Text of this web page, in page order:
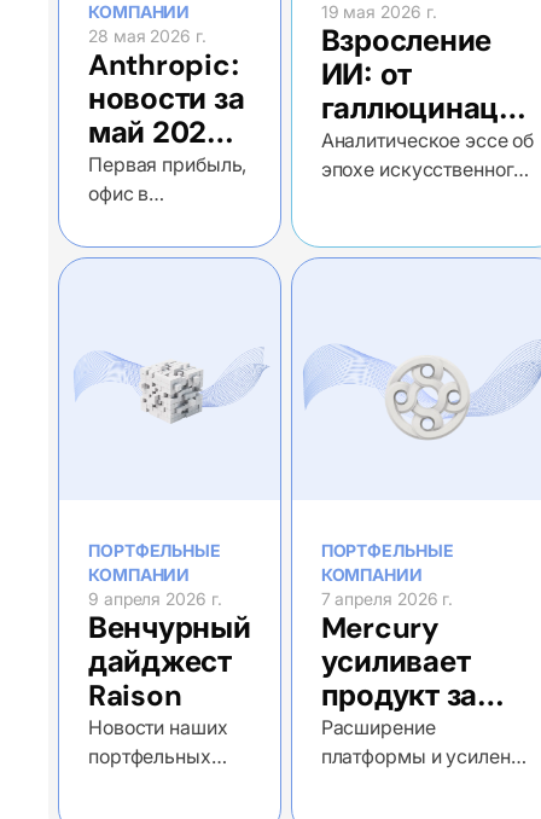
КОМПАНИИ
28 мая 2026 г.
Anthropic:
новости за
май 2026
года
Первая прибыль,
офис в
гонка к
19 мая 2026 г.
Взросление
ИИ: от
галлюцинаций
до агентов
Аналитическое эссе об
эпохе искусственного
ПОРТФЕЛЬНЫЕ
КОМПАНИИ
9 апреля 2026 г.
Венчурный
дайджест
Raison
Новости наших
портфельных
ПОРТФЕЛЬНЫЕ
КОМПАНИИ
7 апреля 2026 г.
Mercury
усиливает
продукт за
счет покупки
Central
Расширение
платформы и усиление